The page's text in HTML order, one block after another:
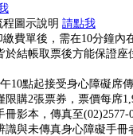
圖示說明 請點我
費單後，需在10分鐘
結帳取票後方能保證座
10點起接受身心障礙席
購2張票券，票價每席
影本，傳真至
與未傳真身心障礙手冊